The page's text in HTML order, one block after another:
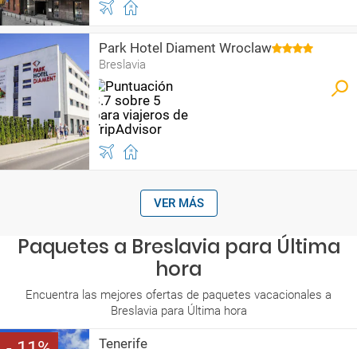
Park Hotel Diament Wroclaw
Breslavia
VER MÁS
Paquetes a Breslavia para Última
hora
Encuentra las mejores ofertas de paquetes vacacionales a
Breslavia para Última hora
Tenerife